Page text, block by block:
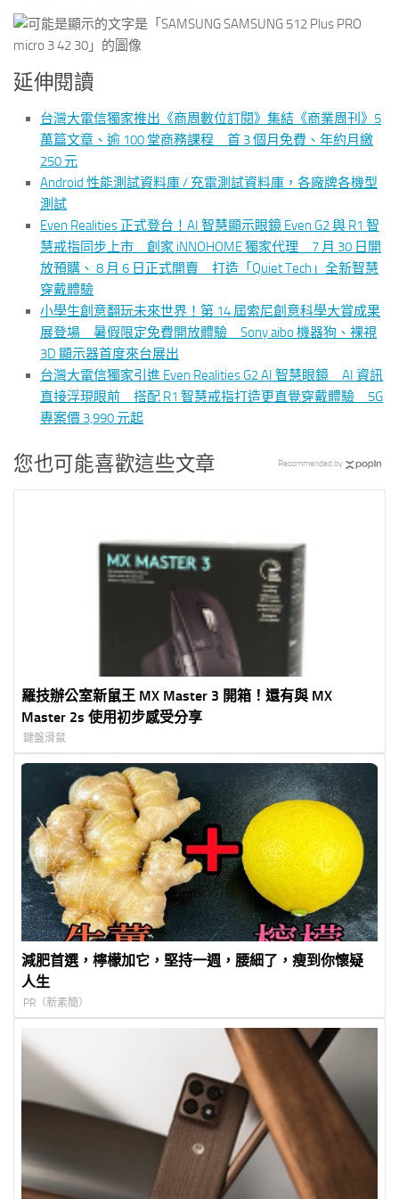
延伸閱讀
台灣大電信獨家推出《商周數位訂閱》集結《商業周刊》5
萬篇文章、逾 100 堂商務課程 首 3 個月免費、年約月繳
250 元
Android 性能測試資料庫 / 充電測試資料庫，各廠牌各機型
測試
Even Realities 正式登台！AI 智慧顯示眼鏡 Even G2 與 R1 智
慧戒指同步上市 創家 iNNOHOME 獨家代理 7 月 30 日開
放預購、 8 月 6 日正式開賣 打造「Quiet Tech」全新智慧
穿戴體驗
小學生創意翻玩未來世界！第 14 屆索尼創意科學大賞成果
展登場 暑假限定免費開放體驗 Sony aibo 機器狗、裸視
3D 顯示器首度來台展出
台灣大電信獨家引進 Even Realities G2 AI 智慧眼鏡 AI 資訊
直接浮現眼前 搭配 R1 智慧戒指打造更直覺穿戴體驗 5G
專案價 3,990 元起
您也可能喜歡這些文章
羅技辦公室新鼠王 MX Master 3 開箱！還有與 MX
Master 2s 使用初步感受分享
鍵盤滑鼠
減肥首選，檸檬加它，堅持一週，腰細了，瘦到你懷疑
人生
PR（新素簡）
Recommended by